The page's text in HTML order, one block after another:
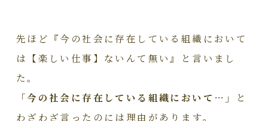
先ほど『今の社会に存在している組織において
は【楽しい仕事】ないんて無い』と言いまし
た。
「今の社会に存在している組織において…」
と
わざわざ言ったのには理由があります。